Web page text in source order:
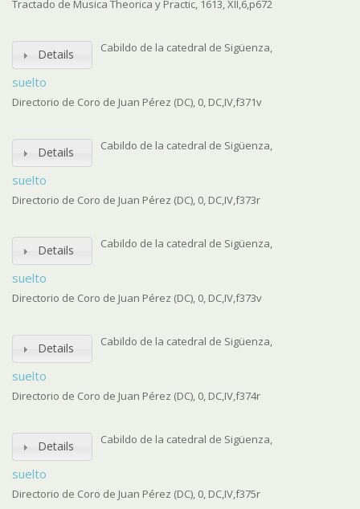
Tractado de Musica Theorica y Practic, 1613, XII,6,p672
Details
suelto
Cabildo de la catedral de Sigüenza,
Directorio de Coro de Juan Pérez (DC), 0, DC,IV,f371v
Details
suelto
Cabildo de la catedral de Sigüenza,
Directorio de Coro de Juan Pérez (DC), 0, DC,IV,f373r
Details
suelto
Cabildo de la catedral de Sigüenza,
Directorio de Coro de Juan Pérez (DC), 0, DC,IV,f373v
Details
suelto
Cabildo de la catedral de Sigüenza,
Directorio de Coro de Juan Pérez (DC), 0, DC,IV,f374r
Details
suelto
Cabildo de la catedral de Sigüenza,
Directorio de Coro de Juan Pérez (DC), 0, DC,IV,f375r